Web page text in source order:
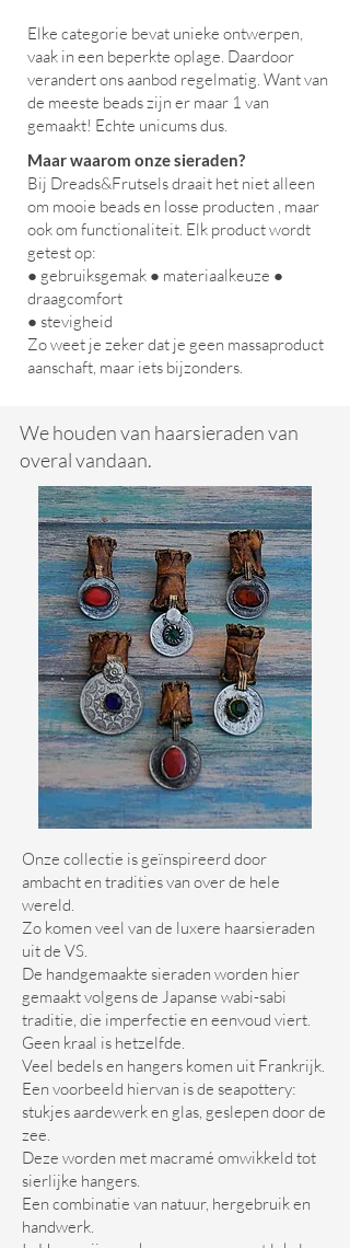
Elke categorie bevat unieke ontwerpen,
vaak in een beperkte oplage. Daardoor
verandert ons aanbod regelmatig. Want van
de meeste beads zijn er maar 1 van
gemaakt! Echte unicums dus.
Maar waarom onze sieraden?
Bij Dreads&Frutsels draait het niet alleen
om mooie beads en losse producten , maar
ook om functionaliteit. Elk product wordt
getest op:
● gebruiksgemak ● materiaalkeuze ●
draagcomfort
● stevigheid
Zo weet je zeker dat je geen massaproduct
aanschaft, maar iets bijzonders.
We houden van haarsieraden van
overal vandaan.
Onze collectie is geïnspireerd door
ambacht en tradities van over de hele
wereld.
Zo komen veel van de luxere haarsieraden
uit de VS.
De handgemaakte sieraden worden hier
gemaakt volgens de Japanse wabi-sabi
traditie, die imperfectie en eenvoud viert.
Geen kraal is hetzelfde.
Veel bedels en hangers komen uit Frankrijk.
Een voorbeeld hiervan is de seapottery:
stukjes aardewerk en glas, geslepen door de
zee.
Deze worden met macramé omwikkeld tot
sierlijke hangers.
Een combinatie van natuur, hergebruik en
handwerk.